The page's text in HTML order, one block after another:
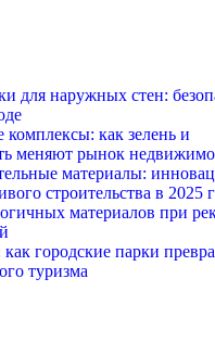
для наружных стен:
как зелень и
меняют рынок
материалы:
строительства в 2025
материалов при
городские парки
туризма